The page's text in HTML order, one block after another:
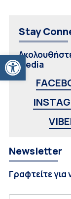
Ανοίξτε τη γραμμή
Stay
Media
Newsletter
Γραφτείτε για